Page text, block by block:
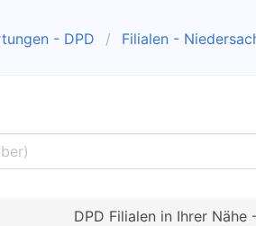
- DPD Filialen -
DPD Filialen in Ihrer Nähe